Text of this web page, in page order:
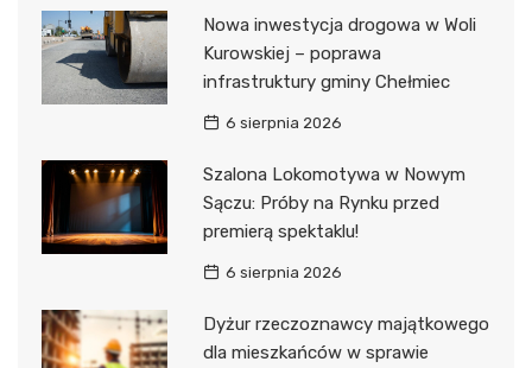
Nowa inwestycja drogowa w Woli
Kurowskiej – poprawa
infrastruktury gminy Chełmiec
6 sierpnia 2026
Szalona Lokomotywa w Nowym
Sączu: Próby na Rynku przed
premierą spektaklu!
6 sierpnia 2026
Dyżur rzeczoznawcy majątkowego
dla mieszkańców w sprawie